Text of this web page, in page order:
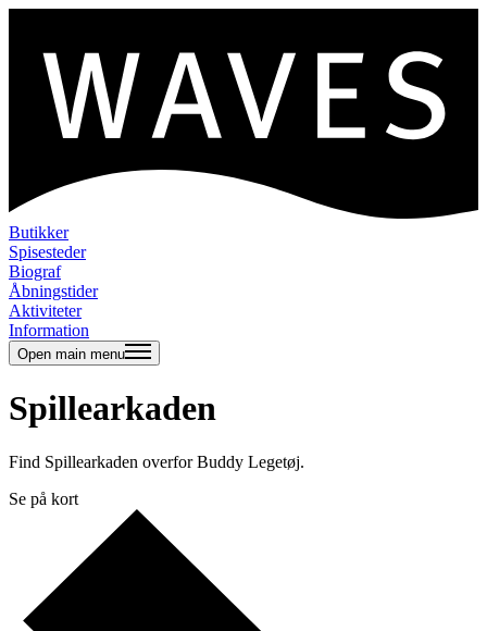
Butikker
Spisesteder
Biograf
Åbningstider
Aktiviteter
Information
Open main menu
Spillearkaden
Find Spillearkaden overfor Buddy Legetøj.
Se på kort